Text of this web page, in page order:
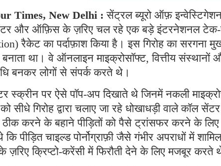
Times, New Delhi :सेंट्रल ब्यूरो ऑफ़
और ऑफ़िस के ज़रिए चल रहे एक बड़े इंटरनेशनल टेक-
रैकेट का पर्दाफ़ाश किया है। इस गिरोह का सरगना
बनाता था। वे ऑनलाइन माइक्रोसॉफ्ट, वित्तीय
बनकर लोगों से संपर्क करते थे।
स्क्रीन पर ऐसे पॉप-अप दिखाते थे जिनमें नकली
को सीधे गिरोह द्वारा चलाए जा रहे धोखाधड़ी वाले कॉल
ठीक करने के बहाने पीड़ितों को पैसे ट्रांसफर करने के
कि पीड़ित चाइल्ड पोर्नोग्राफ़ी जैसे गंभीर अपराधों में
ज़रिए क्रिप्टो-करेंसी में फिरौती देने के लिए मजबूर करते